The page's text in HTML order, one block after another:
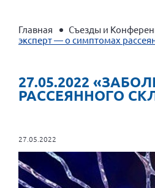
Главная Съезды и
эксперт — о симптомах
27.05.2022
РАССЕЯННОГО
27.05.2022